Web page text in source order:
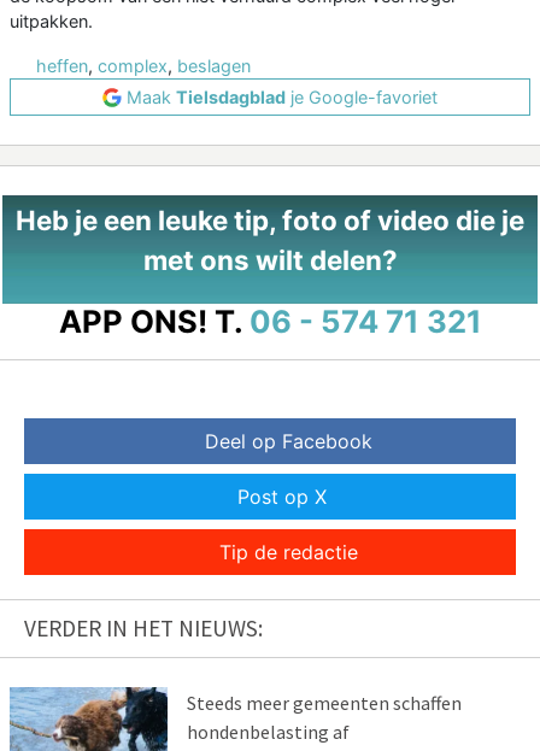
uitpakken.
heffen, complex, beslagen
Maak Tielsdagblad je Google-favoriet
Heb je een leuke tip, foto of video die je
met ons wilt delen?
APP ONS! T. 06 - 574 71 321
Deel op Facebook
Post op X
Tip de redactie
VERDER IN HET NIEUWS:
Steeds meer gemeenten schaffen
hondenbelasting af